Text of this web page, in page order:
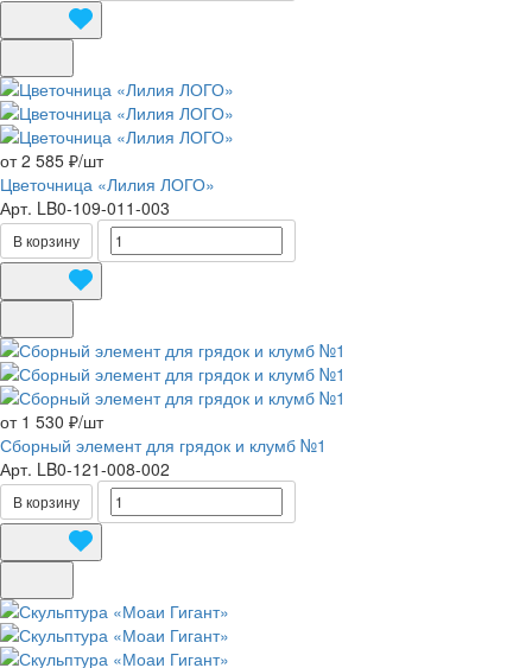
от 2 585 ₽/шт
Цветочница «Лилия ЛОГО»
Арт. LB0-109-011-003
В корзину
от 1 530 ₽/шт
Сборный элемент для грядок и клумб №1
Арт. LB0-121-008-002
В корзину